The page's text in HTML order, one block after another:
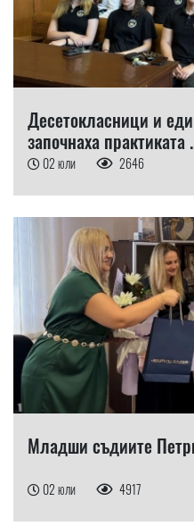
Десетокласници и
започнаха практиката
02 юли 2646
Младши съдиите
02 юли 4917